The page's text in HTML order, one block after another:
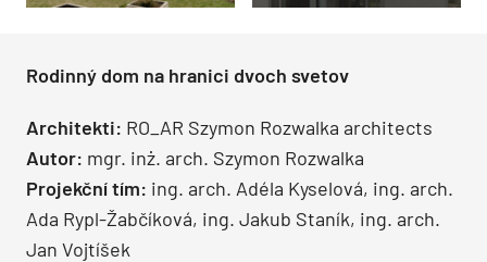
Rodinný dom na hranici dvoch svetov
Architekti: RO_AR Szymon Rozwalka architects
Autor: mgr. inż. arch. Szymon Rozwalka
Projekční tím: ing. arch. Adéla Kyselová, ing. arch.
Ada Rypl-Žabčíková, ing. Jakub Staník, ing. arch.
Jan Vojtíšek